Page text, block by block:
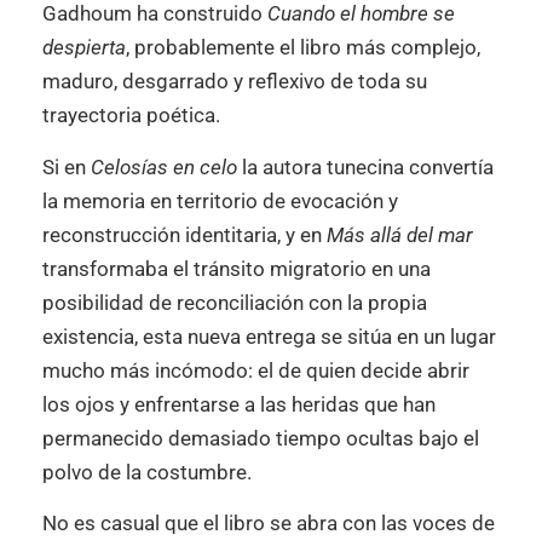
Gadhoum ha construido Cuando el hombre se
despierta, probablemente el libro más complejo,
maduro, desgarrado y reflexivo de toda su
trayectoria poética.
Si en Celosías en celo la autora tunecina convertía
la memoria en territorio de evocación y
reconstrucción identitaria, y en Más allá del mar
transformaba el tránsito migratorio en una
posibilidad de reconciliación con la propia
existencia, esta nueva entrega se sitúa en un lugar
mucho más incómodo: el de quien decide abrir
los ojos y enfrentarse a las heridas que han
permanecido demasiado tiempo ocultas bajo el
polvo de la costumbre.
No es casual que el libro se abra con las voces de